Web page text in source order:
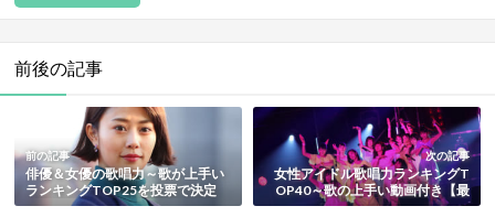
前後の記事
前の記事
俳優＆女優の歌唱力～歌が上手い
ランキングTOP25を投票で決定
【動画付き・最新版】
次の記事
女性アイドル歌唱力ランキングT
OP40～歌の上手い動画付き【最
新版】